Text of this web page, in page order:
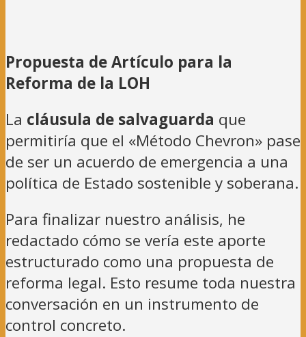
Propuesta de Artículo para la
Reforma de la LOH
La cláusula de salvaguarda que
permitiría que el «Método Chevron» pase
de ser un acuerdo de emergencia a una
política de Estado sostenible y soberana.
Para finalizar nuestro análisis, he
redactado cómo se vería este aporte
estructurado como una propuesta de
reforma legal. Esto resume toda nuestra
conversación en un instrumento de
control concreto.